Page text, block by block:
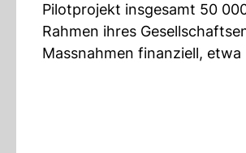
Pilotprojekt insgesamt 50
Rahmen ihres
Massnahmen finanziell,